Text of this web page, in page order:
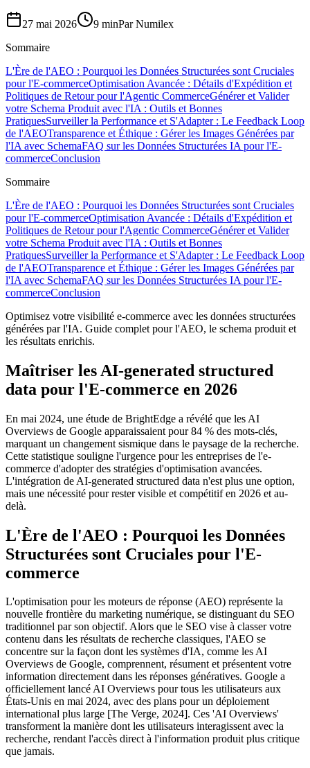
27 mai 2026 9 minParNumilex
Sommaire
L'Ère de l'AEO : Pourquoi les Données Structurées sont Cruciales
pour l'E-commerceOptimisation Avancée : Détails d'Expédition et
Politiques de Retour pour l'Agentic CommerceGénérer et Valider
votre Schema Produit avec l'IA : Outils et Bonnes
PratiquesSurveiller la Performance et S'Adapter : Le Feedback Loop
de l'AEOTransparence et Éthique : Gérer les Images Générées par
l'IA avec SchemaFAQ sur les Données Structurées IA pour l'E-
commerceConclusion
Sommaire
L'Ère de l'AEO : Pourquoi les Données Structurées sont Cruciales
pour l'E-commerceOptimisation Avancée : Détails d'Expédition et
Politiques de Retour pour l'Agentic CommerceGénérer et Valider
votre Schema Produit avec l'IA : Outils et Bonnes
PratiquesSurveiller la Performance et S'Adapter : Le Feedback Loop
de l'AEOTransparence et Éthique : Gérer les Images Générées par
l'IA avec SchemaFAQ sur les Données Structurées IA pour l'E-
commerceConclusion
Optimisez votre visibilité e-commerce avec les données structurées
générées par l'IA. Guide complet pour l'AEO, le schema produit et
les résultats enrichis.
Maîtriser les AI-generated structured
data pour l'E-commerce en 2026
En mai 2024, une étude de BrightEdge a révélé que les AI
Overviews de Google apparaissaient pour 84 % des mots-clés,
marquant un changement sismique dans le paysage de la recherche.
Cette statistique souligne l'urgence pour les entreprises de l'e-
commerce d'adopter des stratégies d'optimisation avancées.
L'intégration de AI-generated structured data n'est plus une option,
mais une nécessité pour rester visible et compétitif en 2026 et au-
delà.
L'Ère de l'AEO : Pourquoi les Données
Structurées sont Cruciales pour l'E-
commerce
L'optimisation pour les moteurs de réponse (AEO) représente la
nouvelle frontière du marketing numérique, se distinguant du SEO
traditionnel par son objectif. Alors que le SEO vise à classer votre
contenu dans les résultats de recherche classiques, l'AEO se
concentre sur la façon dont les systèmes d'IA, comme les AI
Overviews de Google, comprennent, résument et présentent votre
information directement dans les réponses génératives. Google a
officiellement lancé AI Overviews pour tous les utilisateurs aux
États-Unis en mai 2024, avec des plans pour un déploiement
international plus large [The Verge, 2024]. Ces 'AI Overviews'
transforment la manière dont les utilisateurs interagissent avec la
recherche, rendant l'accès direct à l'information produit plus critique
que jamais.